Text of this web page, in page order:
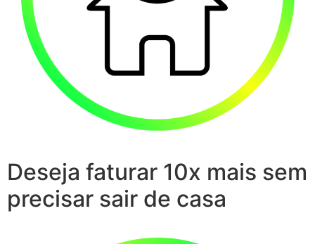
Deseja faturar 10x mais sem
precisar sair de casa